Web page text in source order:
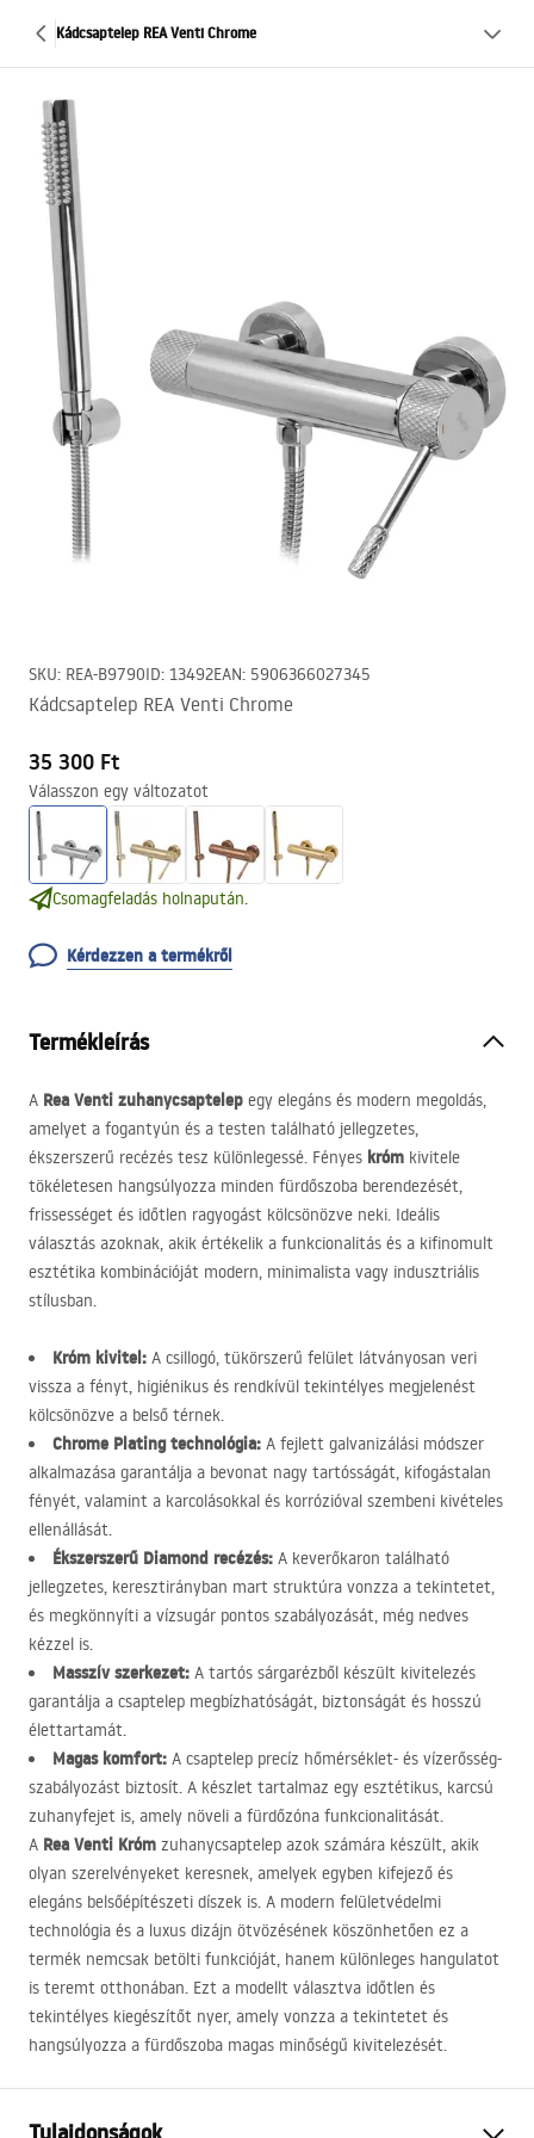
Kádcsaptelep REA Venti Chrome
SKU: REA-B9790ID: 13492EAN: 5906366027345
Kádcsaptelep REA Venti Chrome
35 300 Ft
Válasszon egy változatot
Csomagfeladás holnapután.
Kérdezzen a termékről
Termékleírás
A Rea Venti zuhanycsaptelep egy elegáns és modern megoldás,
amelyet a fogantyún és a testen található jellegzetes,
ékszerszerű recézés tesz különlegessé. Fényes króm kivitele
tökéletesen hangsúlyozza minden fürdőszoba berendezését,
frissességet és időtlen ragyogást kölcsönözve neki. Ideális
választás azoknak, akik értékelik a funkcionalitás és a kifinomult
esztétika kombinációját modern, minimalista vagy indusztriális
stílusban.
Króm kivitel: A csillogó, tükörszerű felület látványosan veri
vissza a fényt, higiénikus és rendkívül tekintélyes megjelenést
kölcsönözve a belső térnek.
Chrome Plating technológia: A fejlett galvanizálási módszer
alkalmazása garantálja a bevonat nagy tartósságát, kifogástalan
fényét, valamint a karcolásokkal és korrózióval szembeni kivételes
ellenállását.
Ékszerszerű Diamond recézés: A keverőkaron található
jellegzetes, keresztirányban mart struktúra vonzza a tekintetet,
és megkönnyíti a vízsugár pontos szabályozását, még nedves
kézzel is.
Masszív szerkezet: A tartós sárgarézből készült kivitelezés
garantálja a csaptelep megbízhatóságát, biztonságát és hosszú
élettartamát.
Magas komfort: A csaptelep precíz hőmérséklet- és vízerősség-
szabályozást biztosít. A készlet tartalmaz egy esztétikus, karcsú
zuhanyfejet is, amely növeli a fürdőzóna funkcionalitását.
A Rea Venti Króm zuhanycsaptelep azok számára készült, akik
olyan szerelvényeket keresnek, amelyek egyben kifejező és
elegáns belsőépítészeti díszek is. A modern felületvédelmi
technológia és a luxus dizájn ötvözésének köszönhetően ez a
termék nemcsak betölti funkcióját, hanem különleges hangulatot
is teremt otthonában. Ezt a modellt választva időtlen és
tekintélyes kiegészítőt nyer, amely vonzza a tekintetet és
hangsúlyozza a fürdőszoba magas minőségű kivitelezését.